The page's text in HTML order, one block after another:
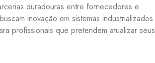
duradouras entre fornecedores e
inovação em sistemas industrializados
profissionais que pretendem atualizar seus